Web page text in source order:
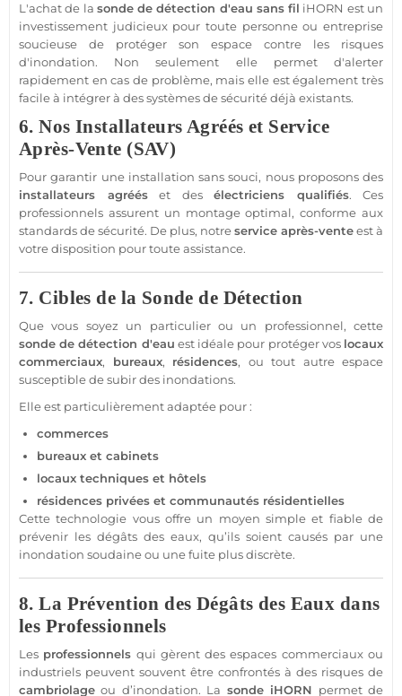
L'achat de la sonde de détection d'eau sans fil iHORN est un
investissement judicieux pour toute personne ou entreprise
soucieuse de protéger son espace contre les risques
d'inondation. Non seulement elle permet d'alerter
rapidement en cas de problème, mais elle est également très
facile à intégrer à des systèmes desécuritédéjà existants.
6. Nos Installateurs Agréés et Service
Après-Vente (SAV)
Pour garantir une installation sans souci, nous proposons des
installateurs agrééset des électriciens qualifiés. Ces
professionnels assurent un montage optimal, conforme aux
standards desécurité. De plus, notreservice après-venteest à
votre disposition pour touteassistance.
7. Cibles de la Sonde de Détection
Que vous soyez un particulier ou un professionnel, cette
sonde de détection d'eau est idéale pour protégervos locaux
commerciaux, bureaux, résidences, ou tout autre espace
susceptible de subir des inondations.
Elle est particulièrement adaptée pour :
commerces
bureaux et cabinets
locaux techniques et hôtels
résidences privées et communautés résidentielles
Cette technologie vous offre un moyen simple et fiablede
prévenir les dégâts des eaux, qu’ils soient causés par une
inondation soudaine ou une fuite plus discrète.
8. La Prévention des Dégâts des Eaux dans
les Professionnels
Les professionnels qui gèrent des espaces commerciaux ou
industriels peuvent souvent être confrontés à des risques de
cambriolage ou d’inondation. La sonde iHORN permet de